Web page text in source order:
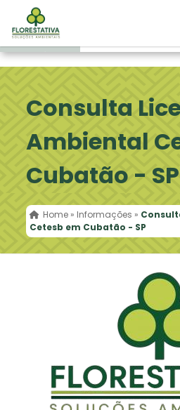
Consulta
Ambiental
Cubatão - SP
Home » Informações »
Cetesb em Cubatão - SP